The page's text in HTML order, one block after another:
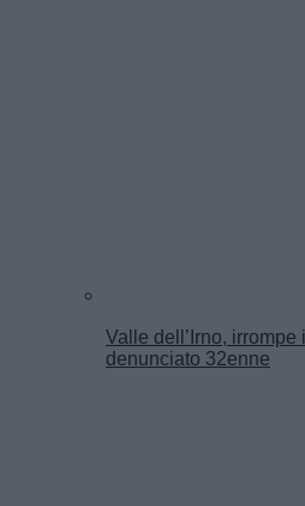
Valle dell’Irno, irrompe
denunciato 32enne